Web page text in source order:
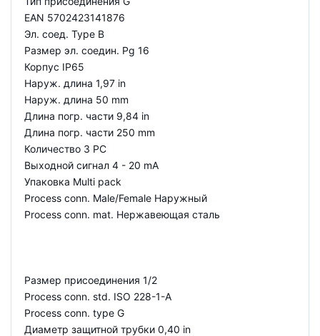
EAN 5702423141876
Эл. соед. Type B
Размер эл. соедин. Pg 16
Корпус IP65
Наруж. длина 1,97 in
Наруж. длина 50 mm
Длина погр. части 9,84 in
Длина погр. части 250 mm
Количество 3 PC
Выходной сигнал 4 - 20 mA
Упаковка Multi pack
Process conn. Male/Female Наружный
Process conn. mat. Нержавеющая сталь
Размер присоединения 1/2
Process conn. std. ISO 228-1-A
Process conn. type G
Диаметр защитной трубки 0,40 in